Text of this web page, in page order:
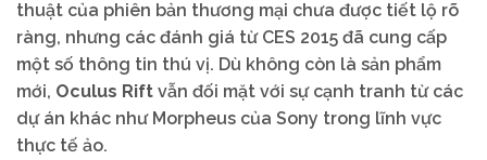
thuật của phiên bản thương mại chưa được tiết lộ rõ
ràng, nhưng các đánh giá từ CES 2015 đã cung cấp
một số thông tin thú vị. Dù không còn là sản phẩm
mới, Oculus Rift vẫn đối mặt với sự cạnh tranh từ các
dự án khác như Morpheus của Sony trong lĩnh vực
thực tế ảo.